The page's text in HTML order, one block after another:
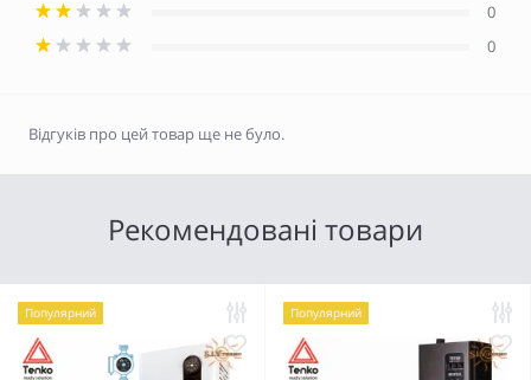
0
0
Відгуків про цей товар ще не було.
Рекомендовані товари
Популярний Популярний